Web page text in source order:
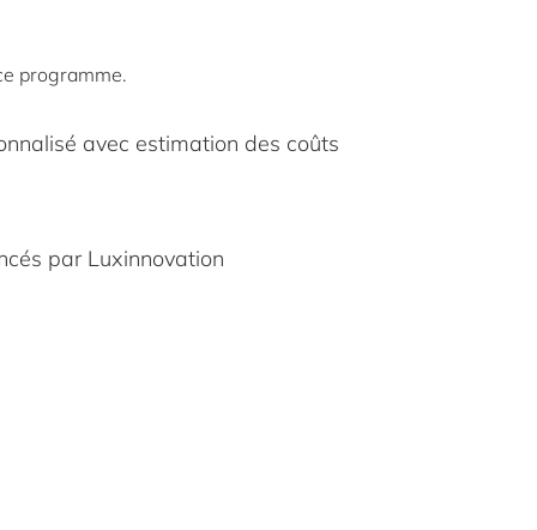
programme.
avec estimation des coûts
par Luxinnovation